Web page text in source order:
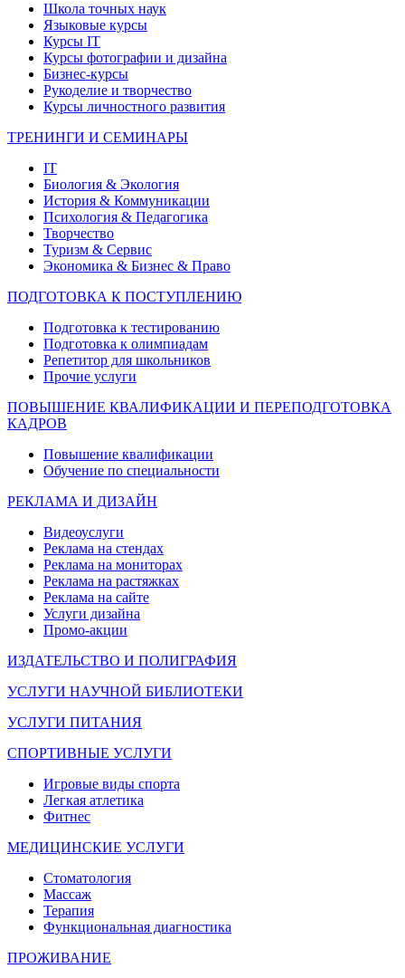
Школа точных наук
Языковые курсы
Курсы IT
Курсы фотографии и дизайна
Бизнес-курсы
Рукоделие и творчество
Курсы личностного развития
ТРЕНИНГИ И СЕМИНАРЫ
IT
Биология & Экология
История & Коммуникации
Психология & Педагогика
Творчество
Туризм & Сервис
Экономика & Бизнес & Право
ПОДГОТОВКА К ПОСТУПЛЕНИЮ
Подготовка к тестированию
Подготовка к олимпиадам
Репетитор для школьников
Прочие услуги
ПОВЫШЕНИЕ КВАЛИФИКАЦИИ И ПЕРЕПОДГОТОВКА
КАДРОВ
Повышение квалификации
Обучение по специальности
РЕКЛАМА И ДИЗАЙН
Видеоуслуги
Реклама на стендах
Реклама на мониторах
Реклама на растяжках
Реклама на сайте
Услуги дизайна
Промо-акции
ИЗДАТЕЛЬСТВО И ПОЛИГРАФИЯ
УСЛУГИ НАУЧНОЙ БИБЛИОТЕКИ
УСЛУГИ ПИТАНИЯ
СПОРТИВНЫЕ УСЛУГИ
Игровые виды спорта
Легкая атлетика
Фитнес
МЕДИЦИНСКИЕ УСЛУГИ
Стоматология
Массаж
Терапия
Функциональная диагностика
ПРОЖИВАНИЕ